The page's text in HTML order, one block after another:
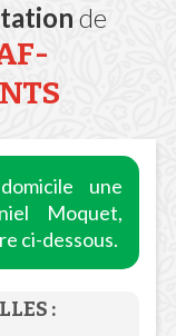
de
une
Moquet,
ci-dessous.
: